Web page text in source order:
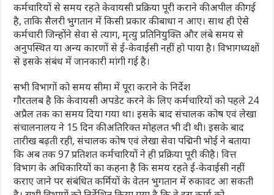
कर्मचारियों से समय रहते केवायसी प्रक्रिया पूरी कराने की अपील की गई
है, ताकि सैलरी भुगतान में किसी प्रकार की बाधा न आए। साथ ही ऐसे
कर्मचारी जिन्होंने सेवा से त्याग, मृत्यु प्रतिनियुक्ति और लंबे समय से
अनुपस्थित या अन्य कारणों से ई-केवाईसी नहीं हो पाया है। विभागध्यक्षों
से इसके संबंध में जानकारी मांगी गई है।
सभी विभागों को समय सीमा में पूरा कराने के निर्देश
गौरतलब है कि केवायसी अपडेट करने के लिए कर्मचारियों को पहले 24
अप्रैल तक का समय दिया गया था। इसके बाद संचालक कोष एवं लेखा
संचालनालय ने 15 दिन की अतिरिक्त मोहलत भी दी थी। इसके बाद
तारीख बढ़ती रही, संचालक कोष एवं लेखा सेवा पद्मिनी भोई ने बताया
कि अब तक 97 प्रतिशत कर्मचारियों ने ही प्रक्रिया पूरी की है। वित्त
विभाग के अधिकारियों का कहना है कि समय रहते ई-केवाईसी नहीं
कराए जाने पर संबंधित कर्मियों के वेतन भुगतान में रुकावट आ सकती